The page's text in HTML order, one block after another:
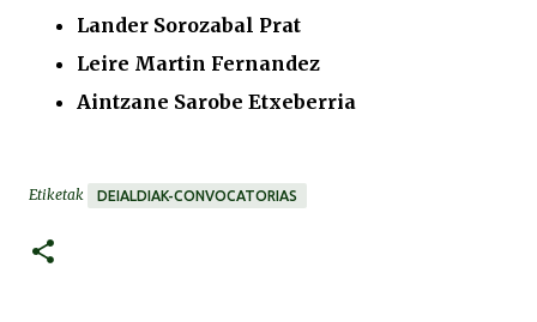
Lander Sorozabal Prat
Leire Martin Fernandez
Aintzane Sarobe Etxeberria
Etiketak DEIALDIAK-CONVOCATORIAS